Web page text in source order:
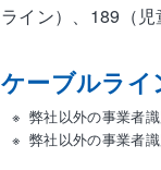
ライン）、189（
ケーブルライ
弊社以外の事業者
弊社以外の事業者